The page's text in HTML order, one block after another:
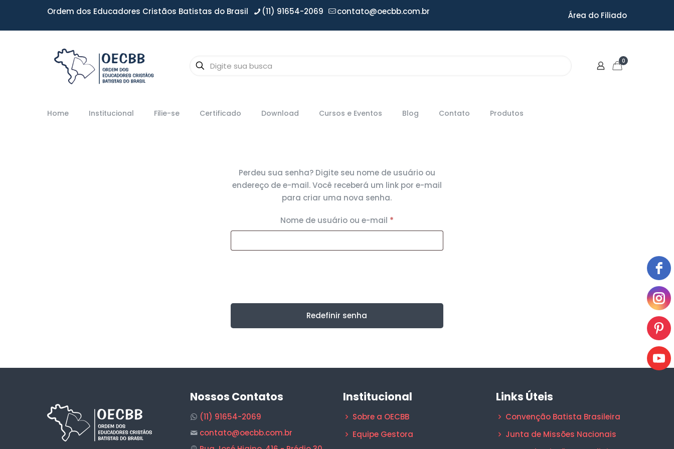
Ordem dos Educadores Cristãos Batistas do Brasil (11) 91654-2069 contato@oecbb.com.br Área do Filiado
0
Home Institucional Filie-se Certificado Download Cursos e Eventos Blog Contato Produtos
Perdeu sua senha? Digite seu nome de usuário ou
endereço de e-mail. Você receberá um link por e-mail
para criar uma nova senha.
Nome de usuário ou e-mail *Obrigatório
Redefinir senha
Nossos Contatos
(11) 91654-2069
contato@oecbb.com.br
Institucional
Sobre a OECBB
Equipe Gestora
Links Úteis
Convenção Batista Brasileira
Junta de Missões Nacionais